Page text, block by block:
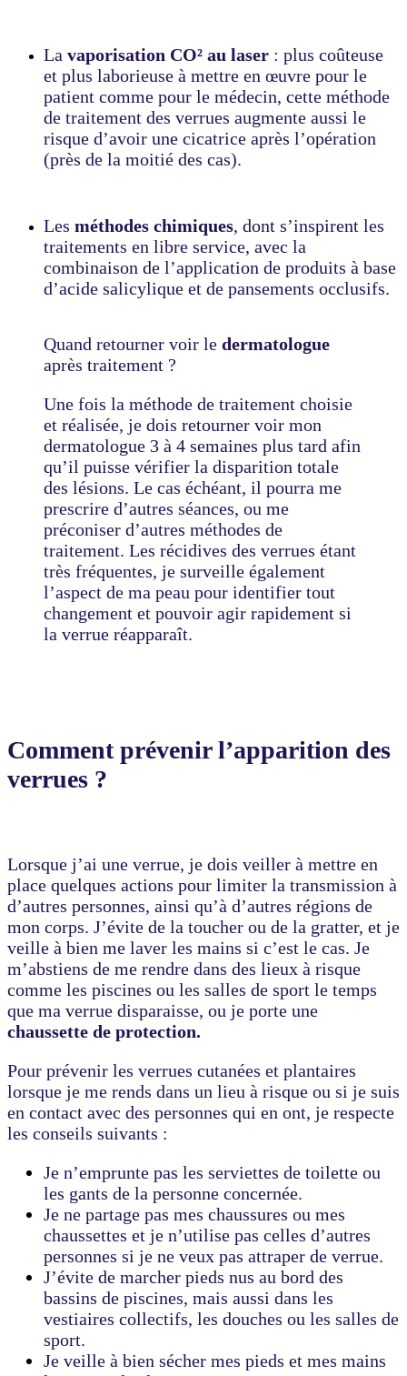
La vaporisation CO² au laser : plus coûteuse
et plus laborieuse à mettre en œuvre pour le
patient comme pour le médecin, cette méthode
de traitement des verrues augmente aussi le
risque d’avoir une cicatrice après l’opération
(près de la moitié des cas).
Les méthodes chimiques, dont s’inspirent les
traitements en libre service, avec la
combinaison de l’application de produits à base
d’acide salicylique et de pansements occlusifs.
Quand retourner voir le dermatologue
après traitement ?
Une fois la méthode de traitement choisie
et réalisée, je dois retourner voir mon
dermatologue 3 à 4 semaines plus tard afin
qu’il puisse vérifier la disparition totale
des lésions. Le cas échéant, il pourra me
prescrire d’autres séances, ou me
préconiser d’autres méthodes de
traitement. Les récidives des verrues étant
très fréquentes, je surveille également
l’aspect de ma peau pour identifier tout
changement et pouvoir agir rapidement si
la verrue réapparaît.
Comment prévenir l’apparition des
verrues ?
Lorsque j’ai une verrue, je dois veiller à mettre en
place quelques actions pour limiter la transmission à
d’autres personnes, ainsi qu’à d’autres régions de
mon corps. J’évite de la toucher ou de la gratter, et je
veille à bien me laver les mains si c’est le cas. Je
m’abstiens de me rendre dans des lieux à risque
comme les piscines ou les salles de sport le temps
que ma verrue disparaisse, ou je porte une
chaussette de protection.
Pour prévenir les verrues cutanées et plantaires
lorsque je me rends dans un lieu à risque ou si je suis
en contact avec des personnes qui en ont, je respecte
les conseils suivants :
Je n’emprunte pas les serviettes de toilette ou
les gants de la personne concernée.
Je ne partage pas mes chaussures ou mes
chaussettes et je n’utilise pas celles d’autres
personnes si je ne veux pas attraper de verrue.
J’évite de marcher pieds nus au bord des
bassins de piscines, mais aussi dans les
vestiaires collectifs, les douches ou les salles de
sport.
Je veille à bien sécher mes pieds et mes mains